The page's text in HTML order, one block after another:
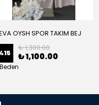
OYSH SPOR TAKIM BEJ
15
₺ 1,300.00
₺ 1,100.00